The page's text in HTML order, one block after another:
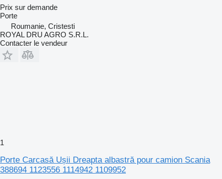
Prix sur demande
Porte
Roumanie, Cristesti
ROYAL DRU AGRO S.R.L.
Contacter le vendeur
1
Porte Carcasă Ușii Dreapta albastră pour camion Scania
388694 1123556 1114942 1109952